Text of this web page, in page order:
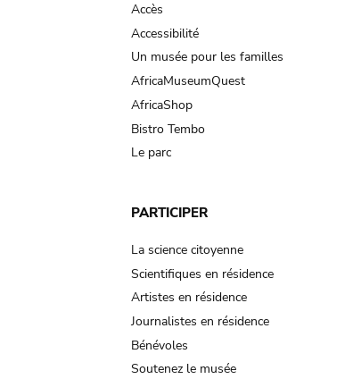
Accès
Accessibilité
Un musée pour les familles
AfricaMuseumQuest
AfricaShop
Bistro Tembo
Le parc
PARTICIPER
La science citoyenne
Scientifiques en résidence
Artistes en résidence
Journalistes en résidence
Bénévoles
Soutenez le musée